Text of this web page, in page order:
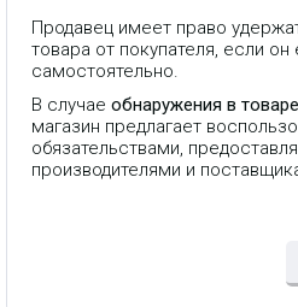
Продавец имеет право
товара от покупателя, если он
самостоятельно.
В случае обнаружения в
магазин предлагает
обязательствами,
производителями и
Трехдиапазонный
1800/2100/2600
GSM1800, 3G
LTE1800, 4G
усиление 75±3 дБ,